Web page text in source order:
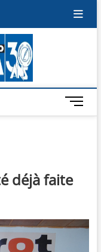
M
e
t
n
déjà faite